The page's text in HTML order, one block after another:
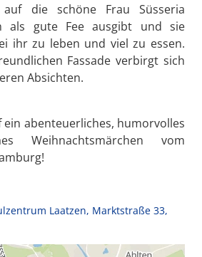
die schöne Frau Süsseria
als gute Fee ausgibt und sie
ihr zu leben und viel zu essen.
Fassade verbirgt sich
Absichten.
ein abenteuerliches, humorvolles
Weihnachtsmärchen vom
Laatzen, Marktstraße 33,